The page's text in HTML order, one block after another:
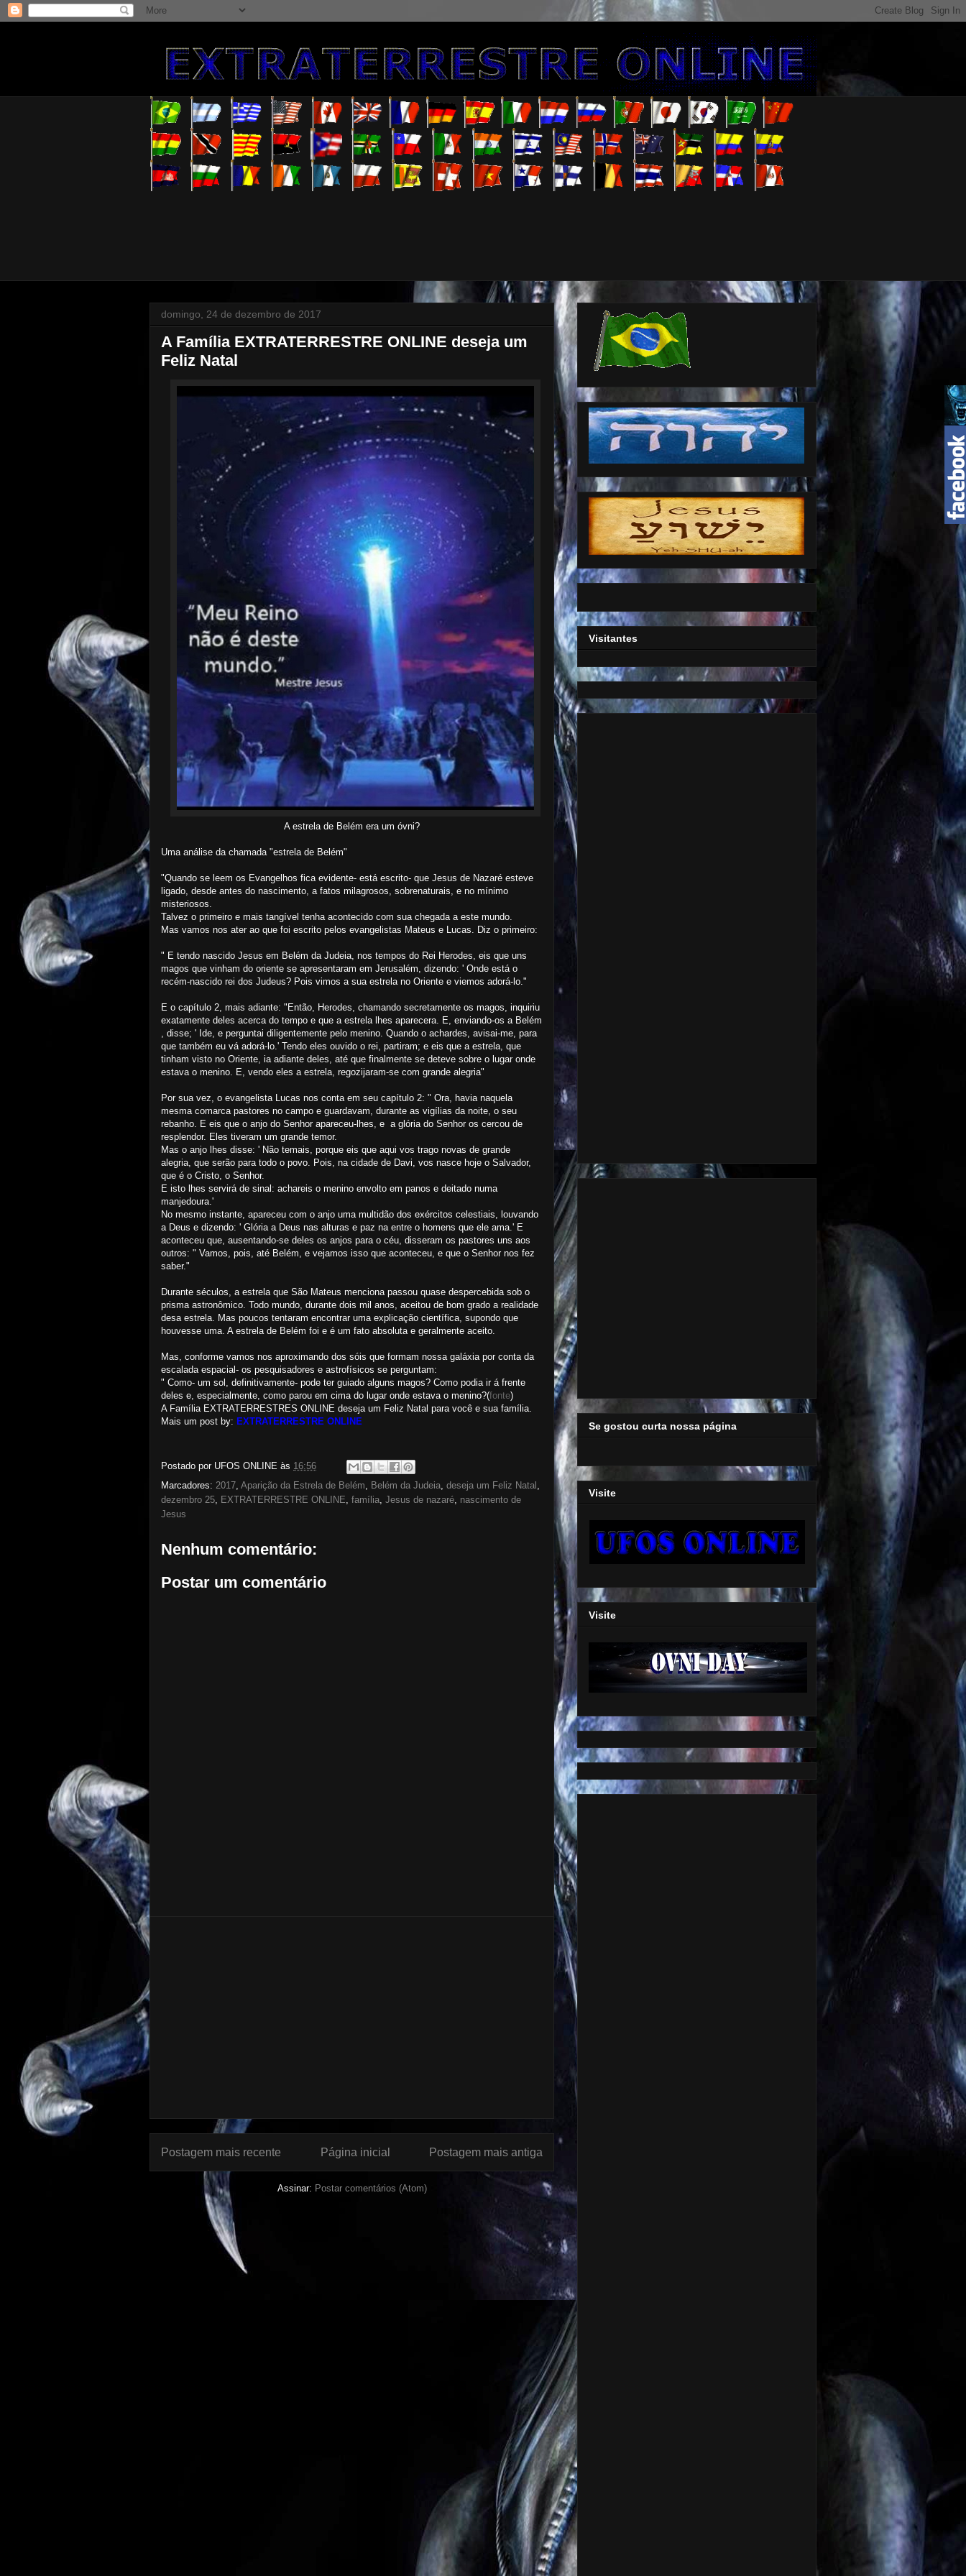
domingo, 24 de dezembro de 2017
A Família EXTRATERRESTRE ONLINE deseja um
Feliz Natal
A estrela de Belém era um óvni?
Uma análise da chamada "estrela de Belém"
"Quando se leem os Evangelhos fica evidente- está escrito- que Jesus de Nazaré esteve
ligado, desde antes do nascimento, a fatos milagrosos, sobrenaturais, e no mínimo
misteriosos.
Talvez o primeiro e mais tangível tenha acontecido com sua chegada a este mundo.
Mas vamos nos ater ao que foi escrito pelos evangelistas Mateus e Lucas. Diz o primeiro:
" E tendo nascido Jesus em Belém da Judeia, nos tempos do Rei Herodes, eis que uns
magos que vinham do oriente se apresentaram em Jerusalém, dizendo: ' Onde está o
recém-nascido rei dos Judeus? Pois vimos a sua estrela no Oriente e viemos adorá-lo."
E o capítulo 2, mais adiante: "Então, Herodes, chamando secretamente os magos, inquiriu
exatamente deles acerca do tempo e que a estrela lhes aparecera. E, enviando-os a Belém
, disse; ' Ide, e perguntai diligentemente pelo menino. Quando o achardes, avisai-me, para
que também eu vá adorá-lo.' Tendo eles ouvido o rei, partiram; e eis que a estrela, que
tinham visto no Oriente, ia adiante deles, até que finalmente se deteve sobre o lugar onde
estava o menino. E, vendo eles a estrela, regozijaram-se com grande alegria"
Por sua vez, o evangelista Lucas nos conta em seu capítulo 2: " Ora, havia naquela
mesma comarca pastores no campo e guardavam, durante as vigílias da noite, o seu
rebanho. E eis que o anjo do Senhor apareceu-lhes, e a glória do Senhor os cercou de
resplendor. Eles tiveram um grande temor.
Mas o anjo lhes disse: ' Não temais, porque eis que aqui vos trago novas de grande
alegria, que serão para todo o povo. Pois, na cidade de Davi, vos nasce hoje o Salvador,
que é o Cristo, o Senhor.
E isto lhes servirá de sinal: achareis o menino envolto em panos e deitado numa
manjedoura.'
No mesmo instante, apareceu com o anjo uma multidão dos exércitos celestiais, louvando
a Deus e dizendo: ' Glória a Deus nas alturas e paz na entre o homens que ele ama.' E
aconteceu que, ausentando-se deles os anjos para o céu, disseram os pastores uns aos
outros: " Vamos, pois, até Belém, e vejamos isso que aconteceu, e que o Senhor nos fez
saber."
Durante séculos, a estrela que São Mateus menciona passou quase despercebida sob o
prisma astronômico. Todo mundo, durante dois mil anos, aceitou de bom grado a realidade
desa estrela. Mas poucos tentaram encontrar uma explicação científica, supondo que
houvesse uma. A estrela de Belém foi e é um fato absoluta e geralmente aceito.
Mas, conforme vamos nos aproximando dos sóis que formam nossa galáxia por conta da
escalada espacial- os pesquisadores e astrofísicos se perguntam:
" Como- um sol, definitivamente- pode ter guiado alguns magos? Como podia ir á frente
deles e, especialmente, como parou em cima do lugar onde estava o menino?(fonte)
A Família EXTRATERRESTRES ONLINE deseja um Feliz Natal para você e sua família.
Mais um post by: EXTRATERRESTRE ONLINE
Postado por UFOS ONLINE às 16:56
Marcadores: 2017, Aparição da Estrela de Belém, Belém da Judeia, deseja um Feliz Natal ,
dezembro 25, EXTRATERRESTRE ONLINE, família, Jesus de nazaré, nascimento de
Jesus
Nenhum comentário:
Postar um comentário
Postagem mais recente Postagem mais antiga
Página inicial
Assinar: Postar comentários (Atom)
Visitantes
Se gostou curta nossa página
Visite
Visite